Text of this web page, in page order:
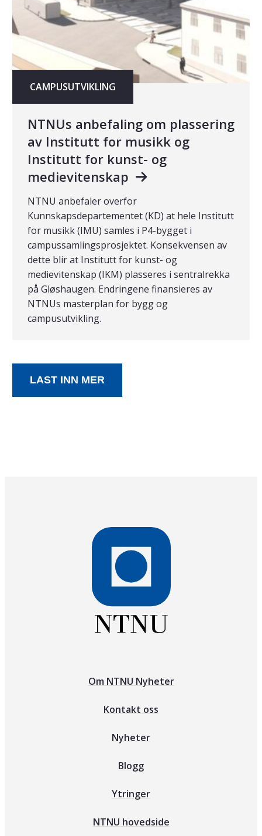
CAMPUSUTVIKLING
NTNUs anbefaling om plassering
av Institutt for musikk og
Institutt for kunst- og
medievitenskap
NTNU anbefaler overfor
Kunnskapsdepartementet (KD) at hele Institutt
for musikk (IMU) samles i P4-bygget i
campussamlingsprosjektet. Konsekvensen av
dette blir at Institutt for kunst- og
medievitenskap (IKM) plasseres i sentralrekka
på Gløshaugen. Endringene finansieres av
NTNUs masterplan for bygg og
campusutvikling.
LAST INN MER
Om NTNU Nyheter
Kontakt oss
Nyheter
Blogg
Ytringer
NTNU hovedside